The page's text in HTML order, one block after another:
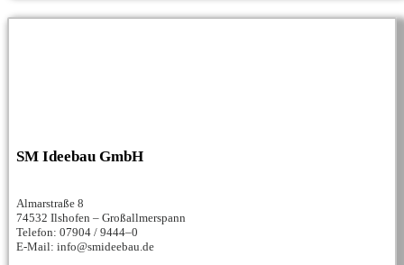
SM Ideebau GmbH
Almarstraße 8
74532 Ilshofen – Großallmerspann
Telefon: 07904 / 9444–0
E-Mail: info@smideebau.de